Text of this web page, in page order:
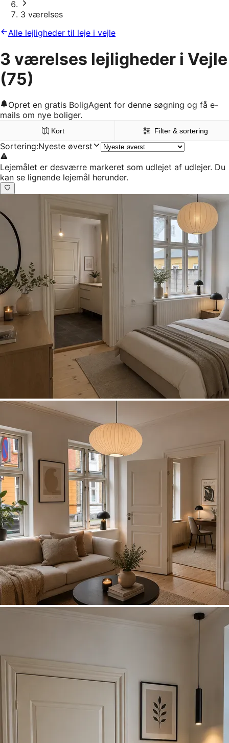
3 værelses
Alle lejligheder til leje i vejle
3 værelses lejligheder i Vejle
(75)
Opret en gratis BoligAgent for denne søgning og få e-
mails om nye boliger.
Kort Filter & sortering
Sortering:Nyeste øverst
Lejemålet er desværre markeret som udlejet af udlejer. Du
kan se lignende lejemål herunder.